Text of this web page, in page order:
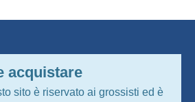
acquistare
sito è riservato ai grossisti ed è